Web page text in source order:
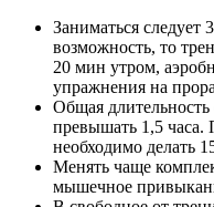
Заниматься следует
возможность, то
20 мин утром,
упражнения на
Общая
превышать 1,5 часа.
необходимо делать
Менять чаще
мышечное